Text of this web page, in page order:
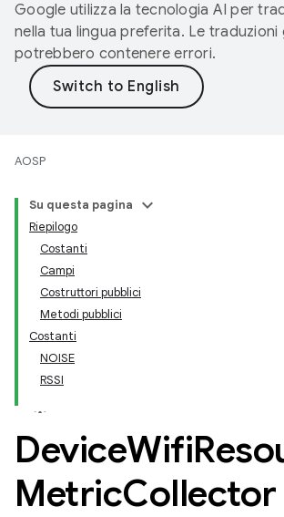
Google utilizza la tecnologia AI per
nella tua lingua preferita. Le traduzioni
potrebbero contenere errori.
AOSP
Su questa pagina
Riepilogo
Costanti
Campi
Costruttori pubblici
Metodi pubblici
Costanti
NOISE
RSSI
DeviceWifi
MetricCollector